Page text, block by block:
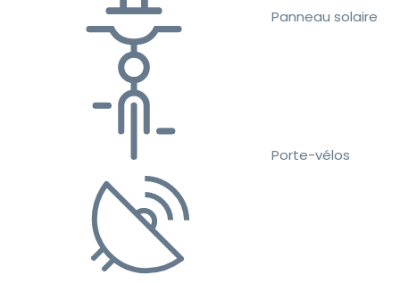
Panneau solaire
Porte-vélos